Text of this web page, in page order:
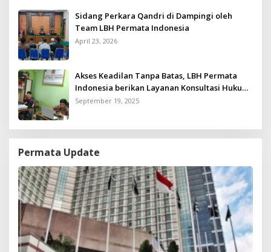
Sidang Perkara Qandri di Dampingi oleh
Team LBH Permata Indonesia
April 23, 2026
Akses Keadilan Tanpa Batas, LBH Permata
Indonesia berikan Layanan Konsultasi Hukum
Gratis untuk Kurang Mampu
September 19, 2025
Permata Update